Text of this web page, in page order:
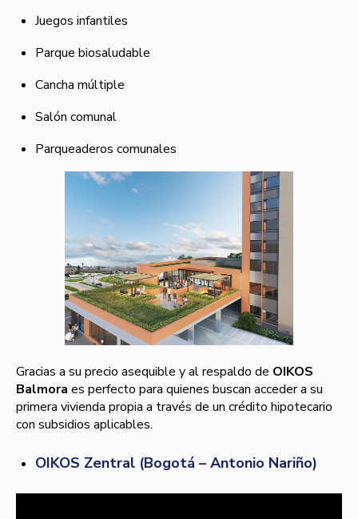
Juegos infantiles
Parque biosaludable
Cancha múltiple
Salón comunal
Parqueaderos comunales
Gracias a su precio asequible y al respaldo de OIKOS
Balmora es perfecto para quienes buscan acceder a su
primera vivienda propia a través de un crédito hipotecario
con subsidios aplicables.
OIKOS Zentral (Bogotá – Antonio Nariño)